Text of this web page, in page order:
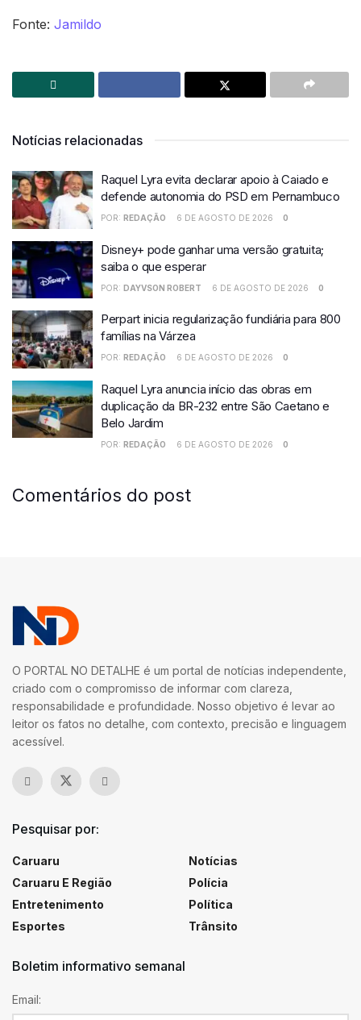
Fonte: Jamildo
Notícias relacionadas
Raquel Lyra evita declarar apoio à Caiado e
defende autonomia do PSD em Pernambuco
POR: REDAÇÃO 6 DE AGOSTO DE 2026 0
Disney+ pode ganhar uma versão gratuita;
saiba o que esperar
POR: DAYVSON ROBERT 6 DE AGOSTO DE 2026 0
Perpart inicia regularização fundiária para 800
famílias na Várzea
POR: REDAÇÃO 6 DE AGOSTO DE 2026 0
Raquel Lyra anuncia início das obras em
duplicação da BR-232 entre São Caetano e
Belo Jardim
POR: REDAÇÃO 6 DE AGOSTO DE 2026 0
Comentários do post
O PORTAL NO DETALHE é um portal de notícias independente,
criado com o compromisso de informar com clareza,
responsabilidade e profundidade. Nosso objetivo é levar ao
leitor os fatos no detalhe, com contexto, precisão e linguagem
acessível.
Pesquisar por:
Caruaru
Caruaru E Região
Entretenimento
Esportes
Notícias
Polícia
Política
Trânsito
Boletim informativo semanal
Email: